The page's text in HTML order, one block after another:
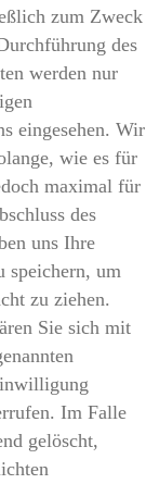
zum Zweck
des
werden nur
eingesehen. Wir
wie es für
maximal für
des
uns Ihre
speichern, um
zu ziehen.
Sie sich mit
Im Falle
gelöscht,